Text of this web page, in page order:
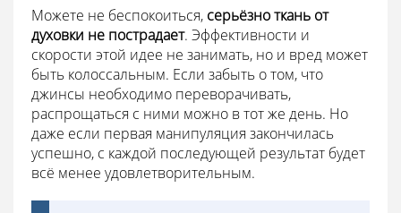
Можете не беспокоиться, серьёзно ткань от
духовки не пострадает. Эффективности и
скорости этой идее не занимать, но и вред может
быть колоссальным. Если забыть о том, что
джинсы необходимо переворачивать,
распрощаться с ними можно в тот же день. Но
даже если первая манипуляция закончилась
успешно, с каждой последующей результат будет
всё менее удовлетворительным.